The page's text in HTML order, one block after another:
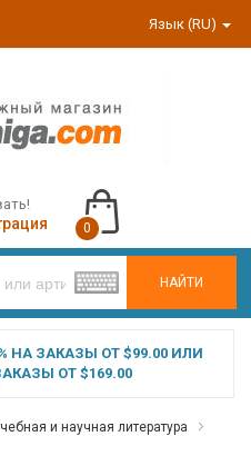
Язык (RU)
НАЙТИ
0
НА ЗАКАЗЫ ОТ $99.00 ИЛИ
ОТ $169.00
и научная литература